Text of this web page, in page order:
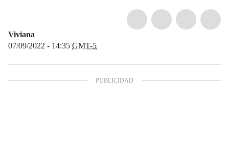
Viviana
07/09/2022 - 14:35 GMT-5